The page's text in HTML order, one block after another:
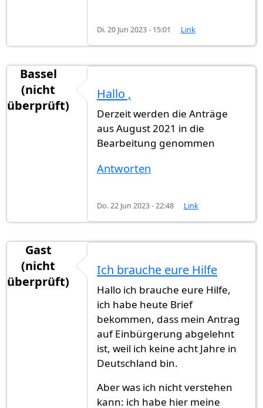
Di. 20 Jun 2023 - 15:01 Link
Bassel
(nicht
überprüft)
Hallo ,
Derzeit werden die Anträge
aus August 2021 in die
Bearbeitung genommen
Antworten
Do. 22 Jun 2023 - 22:48 Link
Gast
(nicht
überprüft)
Ich brauche eure Hilfe
Hallo ich brauche eure Hilfe,
ich habe heute Brief
bekommen, dass mein Antrag
auf Einbürgerung abgelehnt
ist, weil ich keine acht Jahre in
Deutschland bin.
Aber was ich nicht verstehen
kann: ich habe hier meine